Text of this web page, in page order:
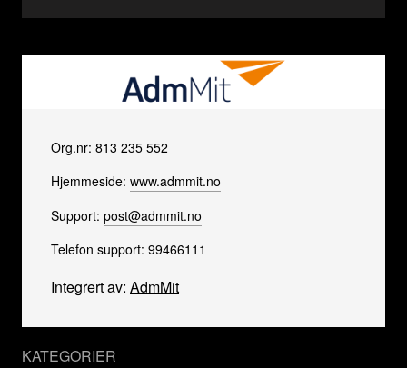
Org.nr: 813 235 552
Hjemmeside: www.admmit.no
Support: post@admmit.no
Telefon support: 99466111
Integrert av: AdmMit
KATEGORIER